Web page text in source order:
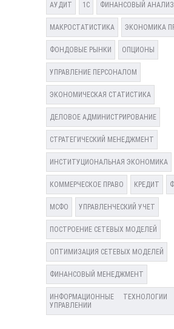
АУДИТ 1С ФИНАНСОВЫЙ АНАЛИЗ
МАКРОСТАТИСТИКА ЭКОНОМИКА
ФОНДОВЫЕ РЫНКИ ОПЦИОНЫ
УПРАВЛЕНИЕ ПЕРСОНАЛОМ
ЭКОНОМИЧЕСКАЯ СТАТИСТИКА
ДЕЛОВОЕ АДМИНИСТРИРОВАНИЕ
СТРАТЕГИЧЕСКИЙ МЕНЕДЖМЕНТ
ИНСТИТУЦИОНАЛЬНАЯ ЭКОНОМИКА
КОММЕРЧЕСКОЕ ПРАВО КРЕДИТ
МСФО УПРАВЛЕНЧЕСКИЙ УЧЕТ
ПОСТРОЕНИЕ СЕТЕВЫХ МОДЕЛЕЙ
ОПТИМИЗАЦИЯ СЕТЕВЫХ МОДЕЛЕЙ
ФИНАНСОВЫЙ МЕНЕДЖМЕНТ
ИНФОРМАЦИОННЫЕ
УПРАВЛЕНИИ